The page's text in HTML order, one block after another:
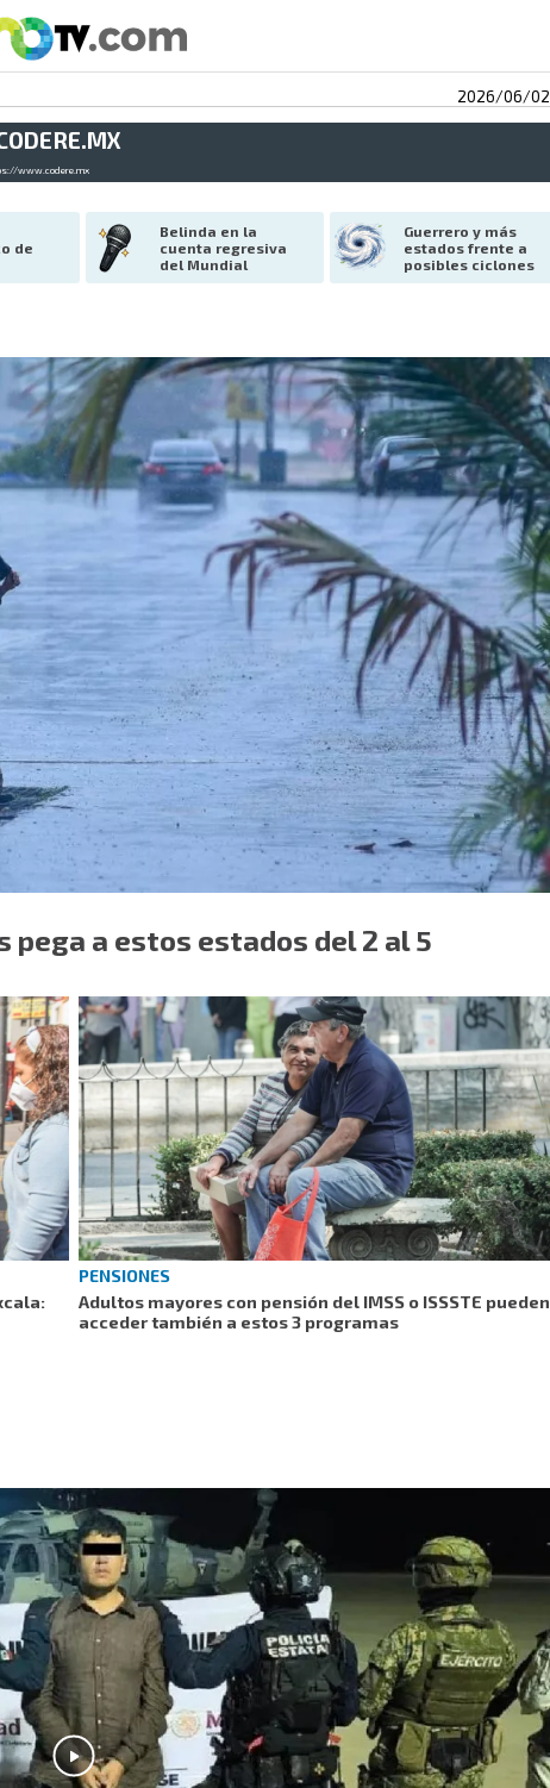
2026/06/02
www.codere.mx
de
Belinda en la
cuenta regresiva
del Mundial
Guerrero y más
estados frente a
posibles ciclones
a estos estados del 2 al 5
PENSIONES
Adultos mayores con pensión del IMSS o ISSSTE pueden
acceder también a estos 3 programas